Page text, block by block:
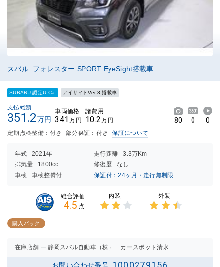
スバル フォレスター SPORT EyeSight搭載車
SUBARU 認定U-Car アイサイトVer.3 搭載車
支払総額
351.2万円
車両価格
341 万円
諸費用
10.2万円 80 0 0
定期点検整備：付き 部分保証：付き 保証について
年式 2021年 走行距離
3.3万Km
排気量
1800cc 修復歴
なし
車検
車検整備付 保証付：24ヶ月・走行無制限
総合評価
4.5 点
内装 外装
購入パック
在庫店舗 静岡スバル自動車（株） カースポット清水
お問い合わせ番号 1000279156